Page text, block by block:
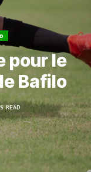
pour le
Bafilo
READ